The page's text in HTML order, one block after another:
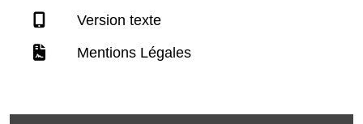
Version texte
Mentions Légales